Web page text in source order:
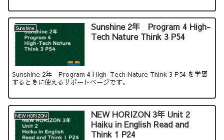
Sunshine
Sunshine 2年 Program 4 High-
Tech Nature Think 3 P54
Sunshine 2年 Program 4 High-Tech Nature Think 3 P54 を学習
するときに使えるサポートページです。
NEW HORIZON
NEW HORIZON 3年 Unit 2
Haiku in English Read and
Think 1 P24